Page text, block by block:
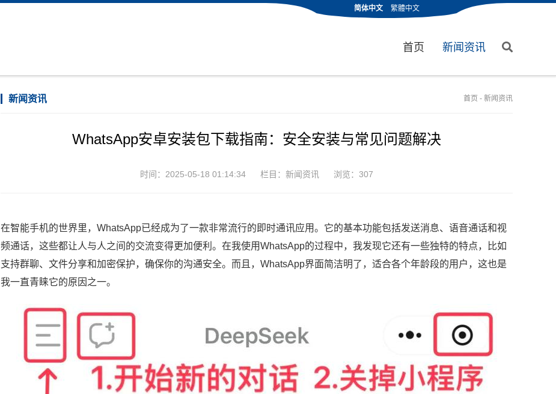
简体中文 繁體中文
首页 新闻资讯
新闻资讯 首页 - 新闻资讯
WhatsApp安卓安装包下载指南：安全安装与常见问题解决
时间：2025-05-18 01:14:34 栏目： 新闻资讯 浏览：307
在智能手机的世界里，WhatsApp已经成为了一款非常流行的即时通讯应用。它的基本功能包括发送消息、语音通话和视
频通话，这些都让人与人之间的交流变得更加便利。在我使用WhatsApp的过程中，我发现它还有一些独特的特点，比如
支持群聊、文件分享和加密保护，确保你的沟通安全。而且，WhatsApp界面简洁明了，适合各个年龄段的用户，这也是
我一直青睐它的原因之一。